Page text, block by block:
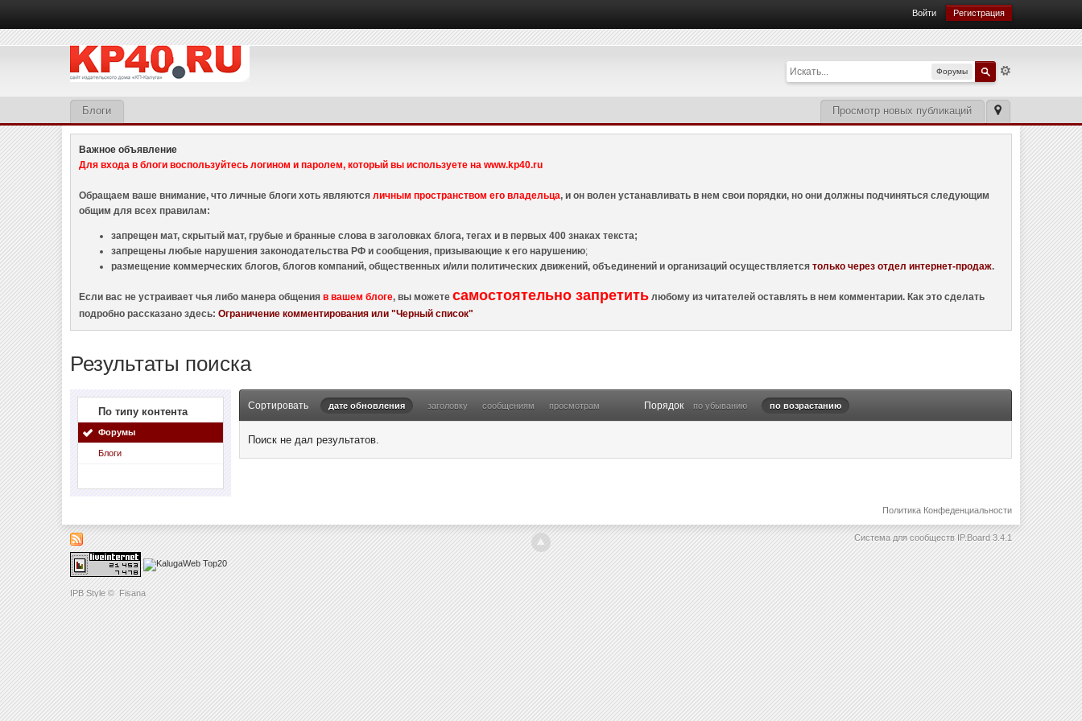
IPB Style © Fisana
Войти Регистрация
Форумы
Просмотр новых публикаций
Блоги
Важное объявление
Для входа в блоги воспользуйтесь логином и паролем, который вы используете на www.kp40.ru
Обращаем ваше внимание, что личные блоги хоть являютсяличным пространством его владельца, и он волен устанавливать в нем свои порядки, но они должны подчиняться следующим
общим для всех правилам:
запрещен мат, скрытый мат, грубые и бранные слова в заголовках блога, тегах и в первых 400 знаках текста;
запрещены любые нарушения законодательства РФ и сообщения, призывающие к его нарушению;
размещение коммерческих блогов, блогов компаний, общественных и/или политических движений, объединений и организаций осуществляетсятолько через отдел интернет-продаж.
Если вас не устраивает чья либо манера общенияв вашем блоге, вы можетесамостоятельно запретить любому из читателей оставлять в нем комментарии. Как это сделать
подробно рассказано здесь:Ограничение комментирования или "Черный список"
Результаты поиска
По типу контента
Форумы
Блоги
Сортировать дате обновления заголовку сообщениям просмотрам Порядок по убыванию по возрастанию
Поиск не дал результатов.
Политика Конфеденциальности
Система для сообществ IP.Board 3.4.1